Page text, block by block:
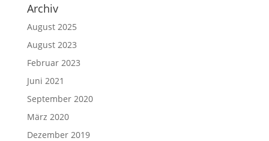
Archiv
August 2025
August 2023
Februar 2023
Juni 2021
September 2020
März 2020
Dezember 2019